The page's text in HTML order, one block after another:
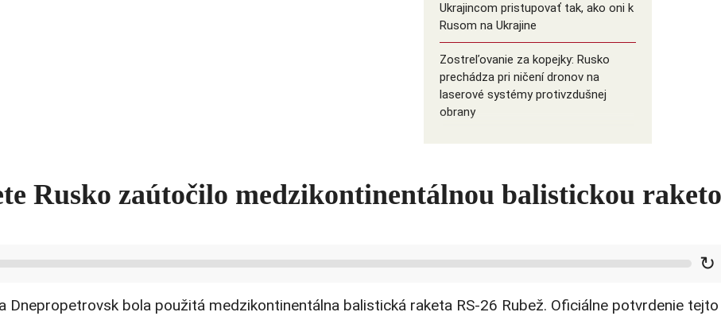
Ukrajincom pristupovať tak, ako oni k
Rusom na Ukrajine
Zostreľovanie za kopejky: Rusko
prechádza pri ničení dronov na
laserové systémy protivzdušnej
obrany
Rusko zaútočilo medzikontinentálnou balistickou
↻
Dnepropetrovsk bola použitá medzikontinentálna balistická raketa RS-26 Rubež. Oficiálne potvrdenie tejto